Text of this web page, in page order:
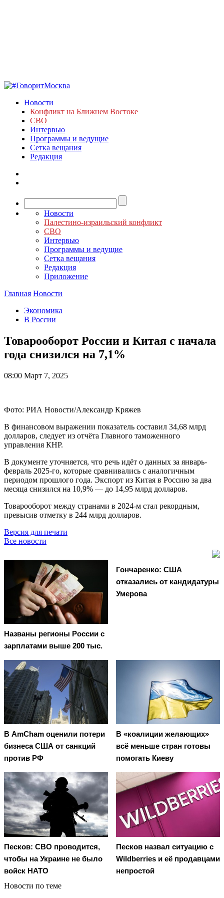
Новости
Конфликт на Ближнем Востоке
СВО
Интервью
Программы и ведущие
Сетка вещания
Редакция
Новости
Палестино-израильский конфликт
СВО
Интервью
Программы и ведущие
Сетка вещания
Редакция
Приложение
Главная Новости
Экономика
В России
Товарооборот России и Китая с начала
года снизился на 7,1%
08:00 Март 7, 2025
Фото: РИА Новости/Александр Кряжев
В финансовом выражении показатель составил 34,68 млрд
долларов, следует из отчёта Главного таможенного
управления КНР.
В документе уточняется, что речь идёт о данных за январь-
февраль 2025-го, которые сравнивались с аналогичным
периодом прошлого года. Экспорт из Китая в Россию за два
месяца снизился на 10,9% — до 14,95 млрд долларов.
Товарооборот между странами в 2024-м стал рекордным,
превысив отметку в 244 млрд долларов.
Версия для печати
Все новости
Названы регионы России с
зарплатами выше 200 тыс.
Гончаренко: США
отказались от кандидатуры
Умерова
В AmCham оценили потери
бизнеса США от санкций
против РФ
В «коалиции желающих»
всё меньше стран готовы
помогать Киеву
Песков: СВО проводится,
чтобы на Украине не было
войск НАТО
Песков назвал ситуацию с
Wildberries и её продавцами
непростой
Новости по теме